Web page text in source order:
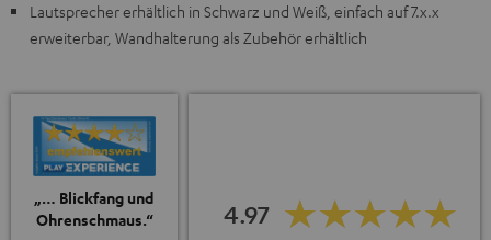
Lautsprecher erhältlich in Schwarz und Weiß, einfach auf 7.x.x
erweiterbar, Wandhalterung als Zubehör erhältlich
„… Blickfang und
Ohrenschmaus.“
4.97